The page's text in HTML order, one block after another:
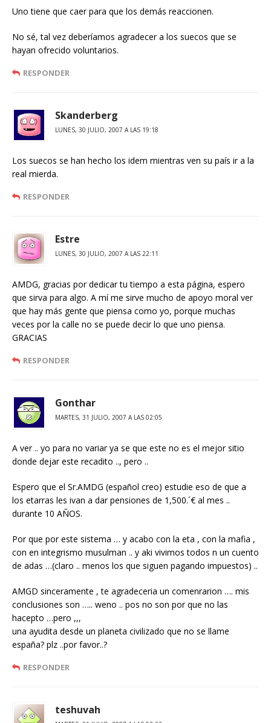
Uno tiene que caer para que los demás reaccionen.
No sé, tal vez deberíamos agradecer a los suecos que se
hayan ofrecido voluntarios.
RESPONDER
Skanderberg
LUNES, 30 JULIO, 2007 A LAS 19:18
Los suecos se han hecho los idem mientras ven su país ir a la
real mierda.
RESPONDER
Estre
LUNES, 30 JULIO, 2007 A LAS 22:11
AMDG, gracias por dedicar tu tiempo a esta página, espero
que sirva para algo. A mí me sirve mucho de apoyo moral ver
que hay más gente que piensa como yo, porque muchas
veces por la calle no se puede decir lo que uno piensa.
GRACIAS
RESPONDER
Gonthar
MARTES, 31 JULIO, 2007 A LAS 02:05
A ver .. yo para no variar ya se que este no es el mejor sitio
donde dejar este recadito .., pero ..
Espero que el Sr.AMDG (español creo) estudie eso de que a
los etarras les ivan a dar pensiones de 1,500.´€ al mes ..
durante 10 AÑOS.
Por que por este sistema … y acabo con la eta , con la mafia ,
con en integrismo musulman .. y aki vivimos todos n un cuento
de adas …(claro .. menos los que siguen pagando impuestos) ..
AMGD sinceramente , te agradeceria un comenrarion …. mis
conclusiones son ….. weno .. pos no son por que no las
hacepto …pero ,,,
una ayudita desde un planeta civilizado que no se llame
españa? plz ..por favor..?
RESPONDER
teshuvah